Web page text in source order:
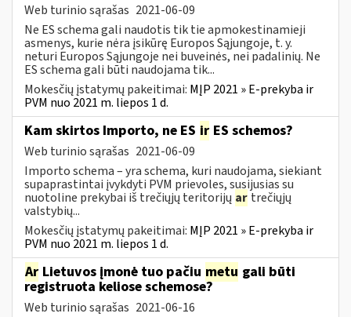
Web turinio sąrašas 2021-06-09
Ne ES schema gali naudotis tik tie apmokestinamieji
asmenys, kurie nėra įsikūrę Europos Sąjungoje, t. y.
neturi Europos Sąjungoje nei buveinės, nei padalinių. Ne
ES schema gali būti naudojama tik...
Mokesčių įstatymų pakeitimai: MĮP 2021 » E-prekyba ir
PVM nuo 2021 m. liepos 1 d.
Kam skirtos Importo, ne ES ir ES schemos?
Web turinio sąrašas 2021-06-09
Importo schema – yra schema, kuri naudojama, siekiant
supaprastintai įvykdyti PVM prievoles, susijusias su
nuotoline prekybai iš trečiųjų teritorijų ar trečiųjų
valstybių...
Mokesčių įstatymų pakeitimai: MĮP 2021 » E-prekyba ir
PVM nuo 2021 m. liepos 1 d.
Ar Lietuvos įmonė tuo pačiu metu gali būti
registruota keliose schemose?
Web turinio sąrašas 2021-06-16